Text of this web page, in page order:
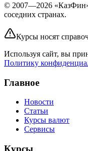
© 2007—2026
соседних странах.
Курсы носят
Используя сайт, вы
Политику
Главное
Новости
Статьи
Курсы валют
Сервисы
Курсы